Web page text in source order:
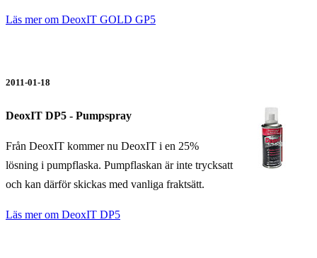
Läs mer om DeoxIT GOLD GP5
2011-01-18
DeoxIT DP5 - Pumpspray
Från DeoxIT kommer nu DeoxIT i en 25%
lösning i pumpflaska. Pumpflaskan är inte trycksatt
och kan därför skickas med vanliga fraktsätt.
Läs mer om DeoxIT DP5